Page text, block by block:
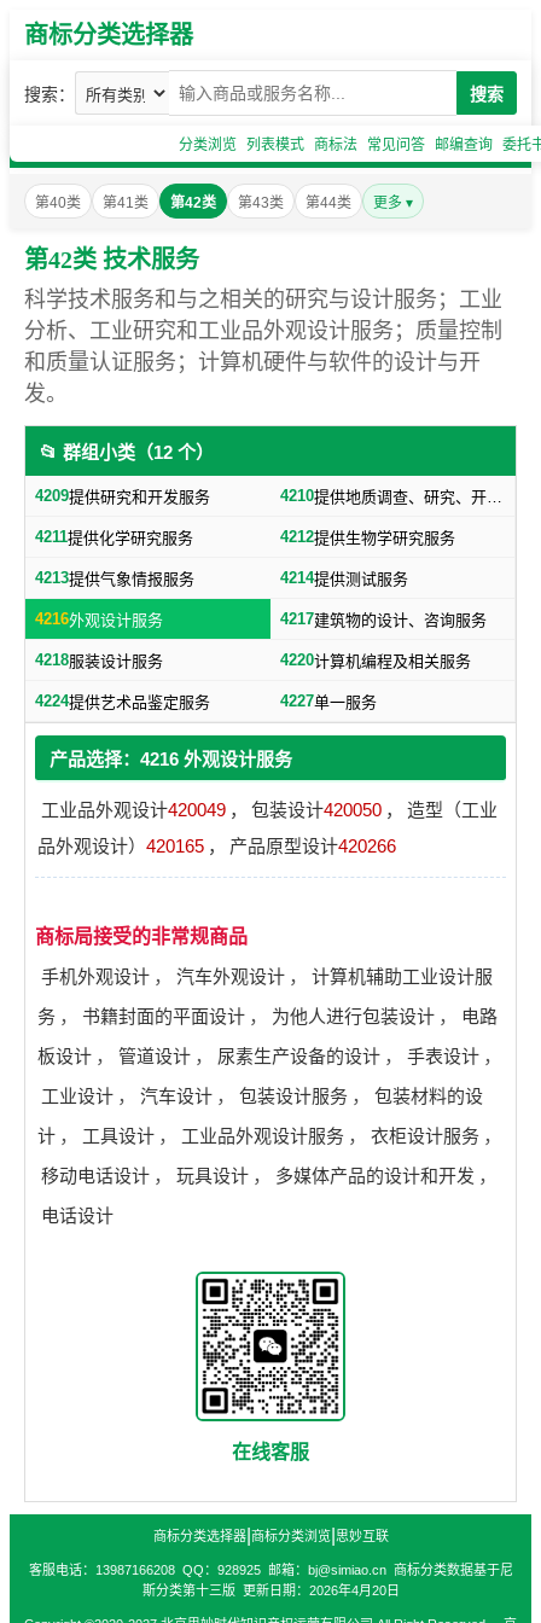
商标分类选择器
搜索： 搜索
分类浏览 列表模式 商标法 常见问答 邮编查询 委托
第40类 第41类 第42类 第43类 第44类 更多 ▾
第42类 技术服务
科学技术服务和与之相关的研究与设计服务；工业
分析、工业研究和工业品外观设计服务；质量控制
和质量认证服务；计算机硬件与软件的设计与开
发。
📂 群组小类（12 个）
4209提供研究和开发服务 4210 提供地质调查、研究、开发服务
4211提供化学研究服务 4212提供生物学研究服务
4213提供气象情报服务 4214提供测试服务
4216外观设计服务 4217建筑物的设计、咨询服务
4218服装设计服务 4220计算机编程及相关服务
4224提供艺术品鉴定服务 4227单一服务
产品选择：4216 外观设计服务
工业品外观设计420049 ， 包装设计420050 ，
造型（工业
品外观设计） 420165 ， 产品原型设计420266
商标局接受的非常规商品
手机外观设计 ， 汽车外观设计 ，
计算机辅助工业设计服
务 ， 书籍封面的平面设计 ， 为他人进行包装设计 ，
电路
板设计 ， 管道设计 ， 尿素生产设备的设计 ， 手表设计 ，
工业设计 ， 汽车设计 ， 包装设计服务 ，
包装材料的设
计 ， 工具设计 ， 工业品外观设计服务 ， 衣柜设计服务 ，
移动电话设计 ， 玩具设计 ， 多媒体产品的设计和开发 ，
电话设计
在线客服
商标分类选择器| 商标分类浏览| 思妙互联
客服电话：13987166208 QQ：928925 邮箱：bj@simiao.cn 商标分类数据基于尼
斯分类第十三版 更新日期：2026年4月20日